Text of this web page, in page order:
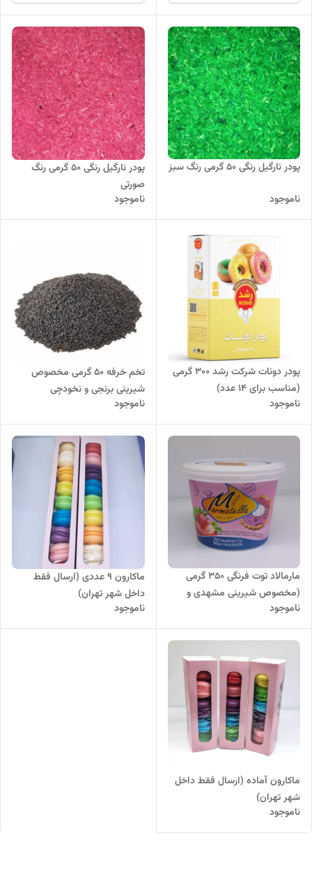
پودر نارگیل رنگی 50 گرمی رنگ سبز
ناموجود
پودر نارگیل رنگی 50 گرمی رنگ
صورتی
ناموجود
پودر دونات شرکت رشد 300 گرمی
(مناسب برای 14 عدد)
ناموجود
تخم خرفه 50 گرمی مخصوص
شیرینی برنجی و نخودچی
ناموجود
مارمالاد توت فرنگی 350 گرمی
(مخصوص شیرینی مشهدی و
مربایی)
ناموجود
ماکارون 9 عددی (ارسال فقط
داخل شهر تهران)
ناموجود
ماکارون آماده (ارسال فقط داخل
شهر تهران)
ناموجود